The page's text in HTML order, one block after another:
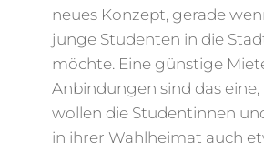
neues Konzept, gerade
junge Studenten in die
möchte. Eine günstige
Anbindungen sind das
wollen die Studentinnen
in ihrer Wahlheimat auch